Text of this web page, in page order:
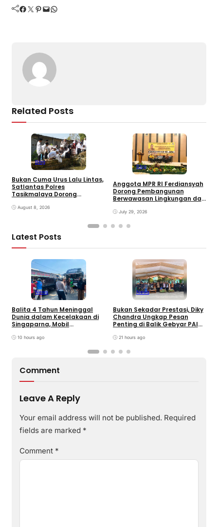
c
o
o
Facebook Twitter Pinterest Mail WhatsApp
Related Posts
Blog
Bukan Cuma Urus Lalu Lintas,
Satlantas Polres
Tasikmalaya Dorong
Program SUJUD
August 8, 2026
Blog
Anggota MPR RI Ferdiansyah
Dorong Pembangunan
Berwawasan Lingkungan dan
Tasikmalaya
July 29, 2026
Latest Posts
News
Balita 4 Tahun Meninggal
Dunia dalam Kecelakaan di
Singaparna, Mobil
Umur
10 hours ago
News
Bukan Sekadar Prestasi, Diky
Chandra Ungkap Pesan
Penting di Balik Gebyar PAI
21 hours ago
Comment
Leave A Reply
Your email address will not be published. Required
fields are marked *
Comment *